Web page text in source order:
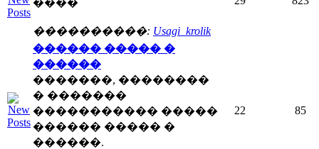
����
����������: Usagi_krolik
������ ����� �
������
�������, ��������
� �������
����������� �����
������ ����� �
������.
22 85